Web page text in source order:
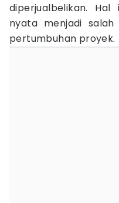
diperjualbelikan.
nyata menjadi
pertumbuhan proyek.